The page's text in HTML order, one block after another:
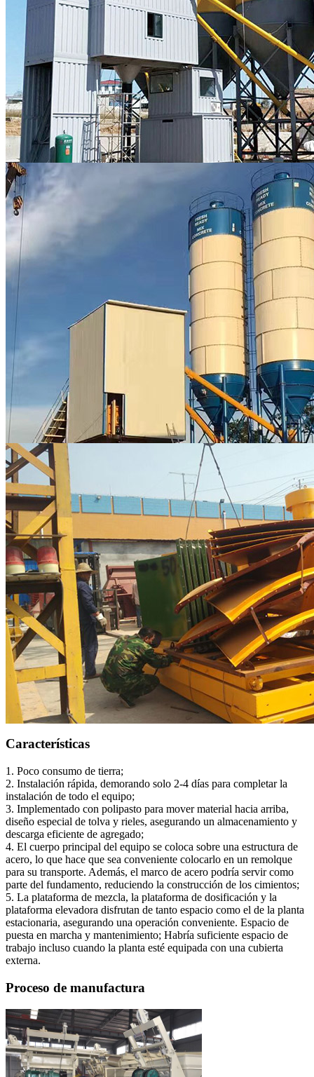
Características
1. Poco consumo de tierra;
2. Instalación rápida, demorando solo 2-4 días para completar la
instalación de todo el equipo;
3. Implementado con polipasto para mover material hacia arriba,
diseño especial de tolva y rieles, asegurando un almacenamiento y
descarga eficiente de agregado;
4. El cuerpo principal del equipo se coloca sobre una estructura de
acero, lo que hace que sea conveniente colocarlo en un remolque
para su transporte. Además, el marco de acero podría servir como
parte del fundamento, reduciendo la construcción de los cimientos;
5. La plataforma de mezcla, la plataforma de dosificación y la
plataforma elevadora disfrutan de tanto espacio como el de la planta
estacionaria, asegurando una operación conveniente. Espacio de
puesta en marcha y mantenimiento; Habría suficiente espacio de
trabajo incluso cuando la planta esté equipada con una cubierta
externa.
Proceso de manufactura